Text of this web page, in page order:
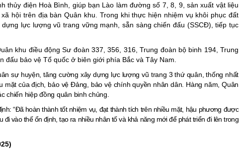
thủy điện Hoà Bình, giúp bạn Lào làm đường số 7, 8, 9, sản xuất vật liệu
hội trên địa bàn Quân khu. Trong khi thực hiện nhiệm vụ khôi phục đất
lực lượng vũ trang vững mạnh, sẵn sàng chiến đấu (SSCĐ), tiếp tục
khu điều động Sư­ đoàn 337, 356, 316, Trung đoàn bộ binh 194, Trung
bảo vệ Tổ quốc ở biên giới phía Bắc và Tây Nam.
sự huyện, tăng cường xây dựng lực lượng vũ trang 3 thứ quân, thống nhất
của địch, bảo vệ Đảng, bảo vệ chính quyền nhân dân. Hàng năm, Quân
chiến hiệp đồng quân binh chủng.
“Đã hoàn thành tốt nhiệm vụ, đạt thành tích trên nhiều mặt, hậu phương được
vào thế ổn định, tạo ra nhiều nhân tố và khả năng mới để phát triển đi lên trong